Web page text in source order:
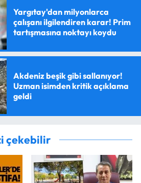
Yargıtay'dan milyonlarca
çalışanı ilgilendiren karar! Prim
tartışmasına noktayı koydu
Akdeniz beşik gibi sallanıyor!
Uzman isimden kritik açıklama
geldi
çekebilir